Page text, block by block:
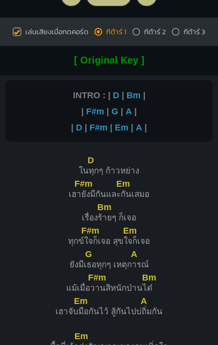
เล่นเสียงเมื่อกดคอร์ด กีต้าร์ 1 กีต้าร์ 2 กีต้าร์ 3
[ Original Key ]
INTRO : | D| Bm |
| F#m | G | A |
| D | F#m | Em | A |
ใน
D
ทุกๆ ก้าวหย่าง
เฮา
F#m
ยังมีกันและ
Em
กันเสมอ
เรื่องร้
Bm
ายๆ ก็เจอ
ทุกข์ใ
F#m
จก็เจอ สุขใ
Em
จก็เจอ
ยังมีเ
G
ธอทุกๆ เหตุก
A
ารณ์
แม้เมื่อว
F#m
านสิหนักป่านไ
Bm
ด๋
เฮาจับ
Em
มือกันไว้ สู้กันไปบ่
A
ถิ่มกัน
Em